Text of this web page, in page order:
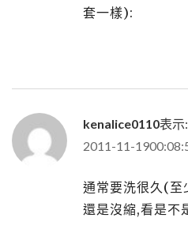
套一樣):
kenalice0110表示:
2011-11-
通常要洗很久(至
還是沒縮,看是不